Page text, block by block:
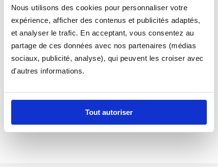
Nous utilisons des cookies pour personnaliser votre
expérience, afficher des contenus et publicités adaptés,
et analyser le trafic. En acceptant, vous consentez au
partage de ces données avec nos partenaires (médias
sociaux, publicité, analyse), qui peuvent les croiser avec
d'autres informations.
Tout autoriser
disposition au 0366194480 toute l'équipe est disponible
pour vous aider à passer votre commande ! En cas
d'hésitation appellez nous nous pourrons vous guider
dans la selection de votre modèle.